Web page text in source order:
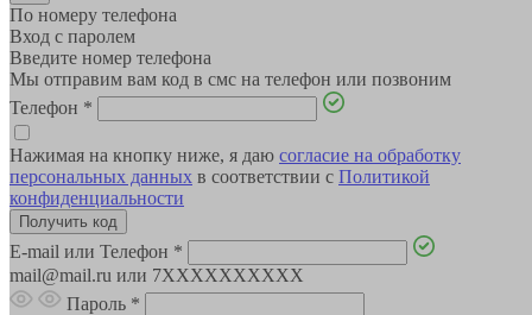
По номеру телефона
Вход с паролем
Введите номер телефона
Мы отправим вам код в смс на телефон или позвоним
Телефон *
Нажимая на кнопку ниже, я даю согласие на обработку
персональных данных в соответствии с Политикой
конфиденциальности
E-mail или Телефон *
mail@mail.ru или 7XXXXXXXXXX
Пароль *